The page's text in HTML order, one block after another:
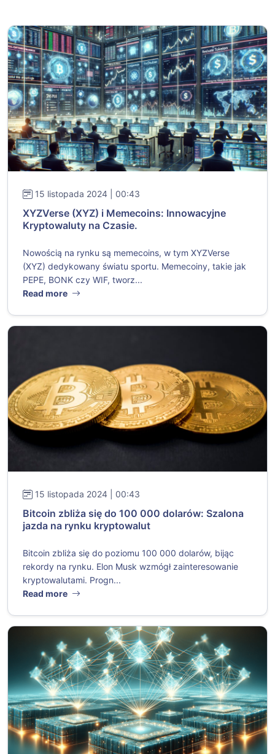
15 listopada 2024 | 00:43
XYZVerse (XYZ) i Memecoins: Innowacyjne
Kryptowaluty na Czasie.
Nowością na rynku są memecoins, w tym XYZVerse
(XYZ) dedykowany światu sportu. Memecoiny, takie jak
PEPE, BONK czy WIF, tworz...
Read more
15 listopada 2024 | 00:43
Bitcoin zbliża się do 100 000 dolarów: Szalona
jazda na rynku kryptowalut
Bitcoin zbliża się do poziomu 100 000 dolarów, bijąc
rekordy na rynku. Elon Musk wzmógł zainteresowanie
kryptowalutami. Progn...
Read more